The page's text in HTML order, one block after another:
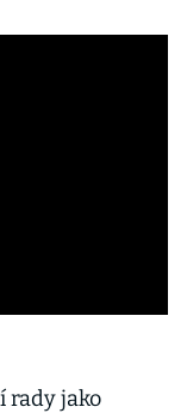
rady jako